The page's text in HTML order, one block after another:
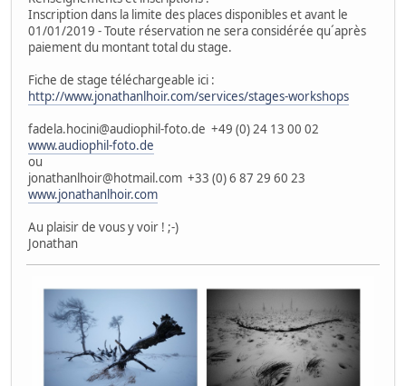
Inscription dans la limite des places disponibles et avant le
01/01/2019 - Toute réservation ne sera considérée qu´après
paiement du montant total du stage.
Fiche de stage téléchargeable ici :
http://www.jonathanlhoir.com/services/stages-workshops
fadela.hocini@audiophil-foto.de +49 (0) 24 13 00 02
www.audiophil-foto.de
ou
jonathanlhoir@hotmail.com +33 (0) 6 87 29 60 23
www.jonathanlhoir.com
Au plaisir de vous y voir ! ;-)
Jonathan